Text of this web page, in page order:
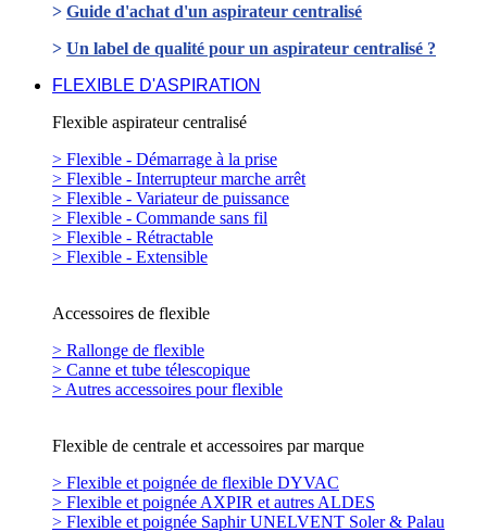
> Guide d'achat d'un aspirateur centralisé
> Un label de qualité pour un aspirateur centralisé ?
FLEXIBLE D'ASPIRATION
Flexible aspirateur centralisé
> Flexible - Démarrage à la prise
> Flexible - Interrupteur marche arrêt
> Flexible - Variateur de puissance
> Flexible - Commande sans fil
> Flexible - Rétractable
> Flexible - Extensible
Accessoires de flexible
> Rallonge de flexible
> Canne et tube télescopique
> Autres accessoires pour flexible
Flexible de centrale et accessoires par marque
> Flexible et poignée de flexible DYVAC
> Flexible et poignée AXPIR et autres ALDES
> Flexible et poignée Saphir UNELVENT Soler & Palau